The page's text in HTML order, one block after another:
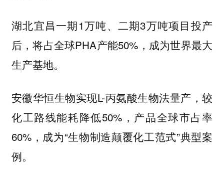
湖北宜昌一期1万吨、二期3万吨项目投产
后，将占全球PHA产能50%，成为世界最大
生产基地。
安徽华恒生物实现L-丙氨酸生物法量产，较
化工路线能耗降低50%，产品全球市占率
60%，成为“生物制造颠覆化工范式”典型案
例。